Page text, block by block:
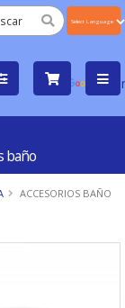
by
baño
ACCESORIOS BAÑO